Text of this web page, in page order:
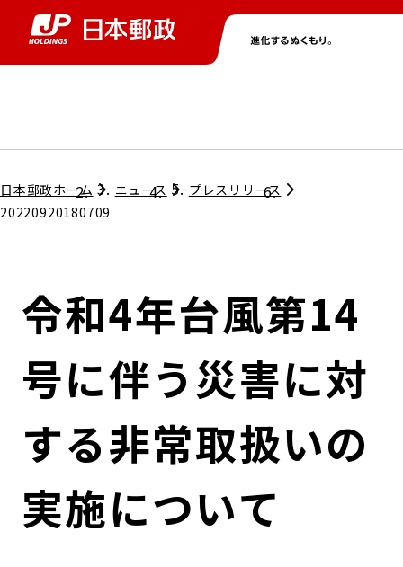
グループ情報トップ
コンプライアンス
ガバナンス
ローカル共創イニシアティブ
関連事業
株主・投資家情報トップ
個人投資家のみなさまへ
株式情報
IRカレンダー
ニューストップ
サステナビリティトップ
担当役員メッセージ
サステナビリティマネジメント
社会
採用情報トップ
日本郵政ホーム ニュース
プレスリリース
20220920180709
令和4年台風第14
号に伴う災害に対
する非常取扱いの
実施について